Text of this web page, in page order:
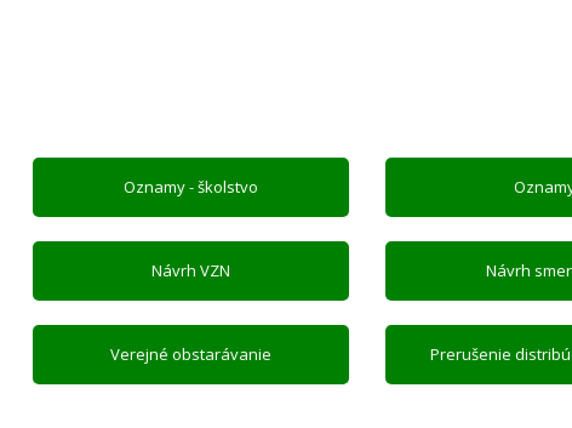
Oznamy - školstvo
Návrh VZN Návrh
Verejné obstarávanie Prerušenie